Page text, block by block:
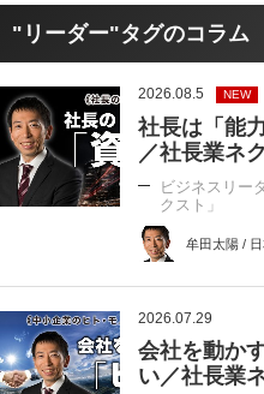
"リーダー"タグのコラム
2026.08.5 NEW
社長は「能
／社長業ネ
ビジネスリー
クスト」
牟田太陽 /
2026.07.29
会社を動か
い／社長業